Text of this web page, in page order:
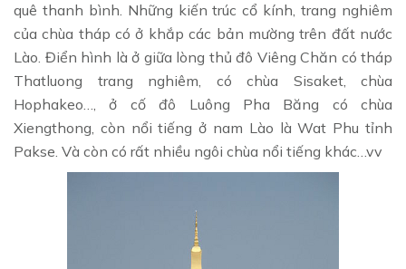
quê thanh bình. Những kiến trúc cổ kính, trang nghiêm
của chùa tháp có ở khắp các bản mường trên đất nước
Lào. Điển hình là ở giữa lòng thủ đô Viêng Chăn có tháp
Thatluong trang nghiêm, có chùa Sisaket, chùa
Hophakeo…, ở cố đô Luông Pha Băng có chùa
Xiengthong, còn nổi tiếng ở nam Lào là Wat Phu tỉnh
Pakse. Và còn có rất nhiều ngôi chùa nổi tiếng khác…vv